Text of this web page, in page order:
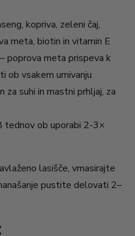
kopriva, zeleni čaj,
meta, biotin in vitamin E
– poprova meta prispeva k
ob vsakem umivanju
za suhi in mastni prhljaj, za
tednov ob uporabi 2-3×
lasišče, vmasirajte
pustite delovati 2–